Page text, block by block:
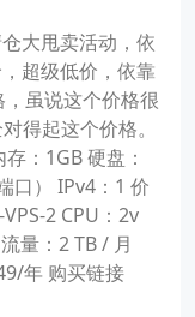
大甩卖活动，依
超级低价，依靠
虽说这个价格很
得起这个价格。
：1GB 硬盘：
口） IPv4：1 价
2 CPU：2v
量：2 TB / 月
年 购买链接